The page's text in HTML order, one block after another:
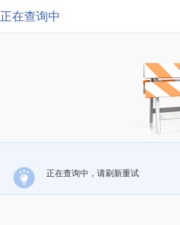
正在查询中
正在查询中，请刷新重试